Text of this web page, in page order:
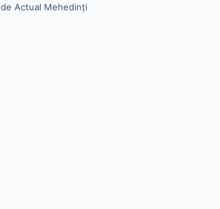
de Actual Mehedinți